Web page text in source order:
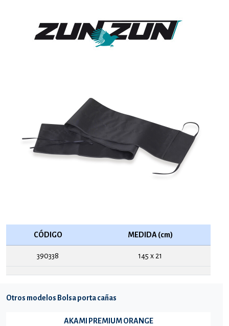
CÓDIGO MEDIDA (cm)
390338 145 x 21
Otros modelos Bolsa porta cañas
AKAMI PREMIUM ORANGE